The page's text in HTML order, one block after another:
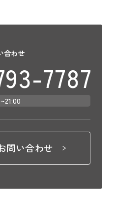
合わせ
7787
問い合わせ